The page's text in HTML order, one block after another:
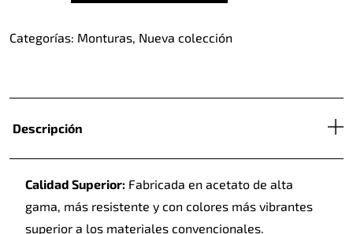
Categorías: Monturas, Nueva colección
Descripción
Calidad Superior: Fabricada en acetato de alta
gama, más resistente y con colores más vibrantes
superior a los materiales convencionales.